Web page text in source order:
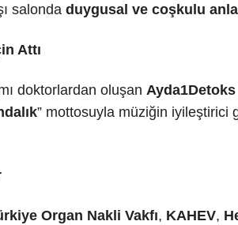
salonda duygusal ve coşkulu
Attı
doktorlardan oluşan Ayda1Detoks
” mottosuyla müziğin iyileştirici
Organ Nakli Vakfı, KAHEV,